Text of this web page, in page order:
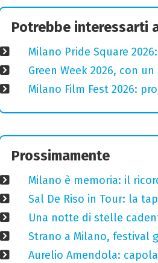
Potrebbe interessarti
Milano Pride Square
Green Week 2026, con
Milano Film Fest 2026:
Prossimamente
Milano è memoria: il
Sal De Riso in Tour: la
Una notte di stelle
Strano a Milano, festival
Aurelio Amendola: